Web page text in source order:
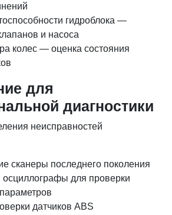
гидроблока —
и насоса
колес — оценка состояния
для
диагностики
неисправностей
сканеры последнего поколения
осциллографы для проверки
датчиков ABS